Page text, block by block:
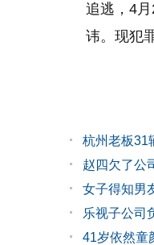
追逃，4
讳。现犯
杭州老板31
赵四欠了公
女子得知男
乐视子公司
41岁依然童